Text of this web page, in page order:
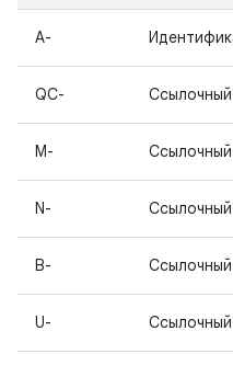
A-
QC-
M-
N-
B-
U-